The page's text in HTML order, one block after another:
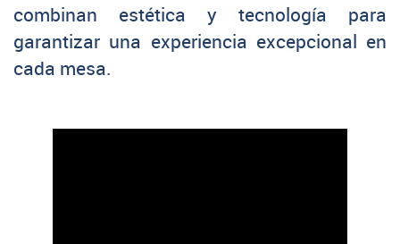
combinan estética y tecnología para
garantizar una experiencia excepcional en
cada mesa.